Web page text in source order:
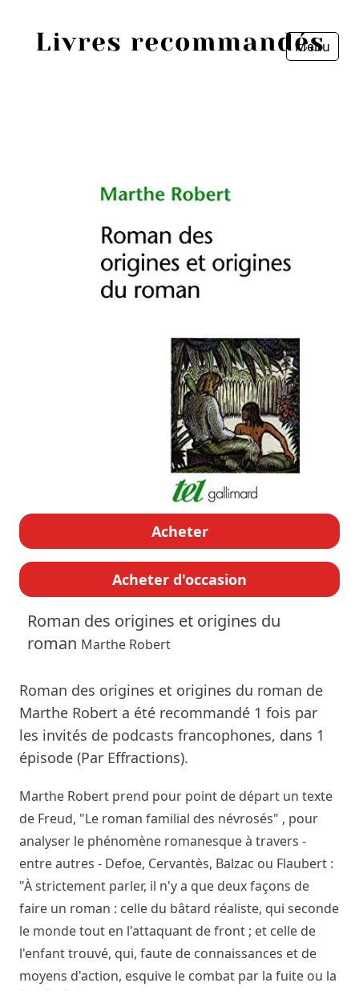
Menu
Acheter
Acheter d'occasion
Roman des origines et origines du
roman Marthe Robert
Roman des origines et origines du roman de
Marthe Robert a été recommandé 1 fois par
les invités de podcasts francophones, dans 1
épisode (Par Effractions).
Marthe Robert prend pour point de départ un texte
de Freud, "Le roman familial des névrosés" , pour
analyser le phénomène romanesque à travers -
entre autres - Defoe, Cervantès, Balzac ou Flaubert :
"À strictement parler, il n'y a que deux façons de
faire un roman : celle du bâtard réaliste, qui seconde
le monde tout en l'attaquant de front ; et celle de
l'enfant trouvé, qui, faute de connaissances et de
moyens d'action, esquive le combat par la fuite ou la
Personnes
Fermer